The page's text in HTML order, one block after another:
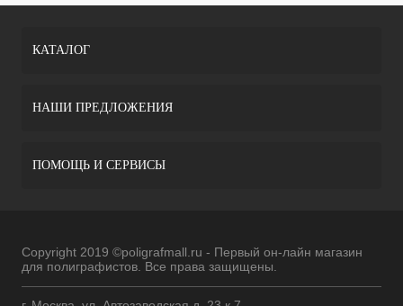
КАТАЛОГ
НАШИ ПРЕДЛОЖЕНИЯ
ПОМОЩЬ И СЕРВИСЫ
Copyright 2019 ©poligrafmall.ru - Первый он-лайн магазин
для полиграфистов. Все права защищены.